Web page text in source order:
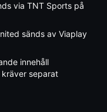
via TNT Sports på
sänds av Viaplay
innehåll
kräver separat